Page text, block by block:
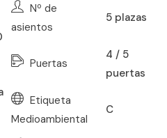
Nº de
asientos
5 plazas
Puertas
4 / 5
puertas
Etiqueta
Medioambiental
C